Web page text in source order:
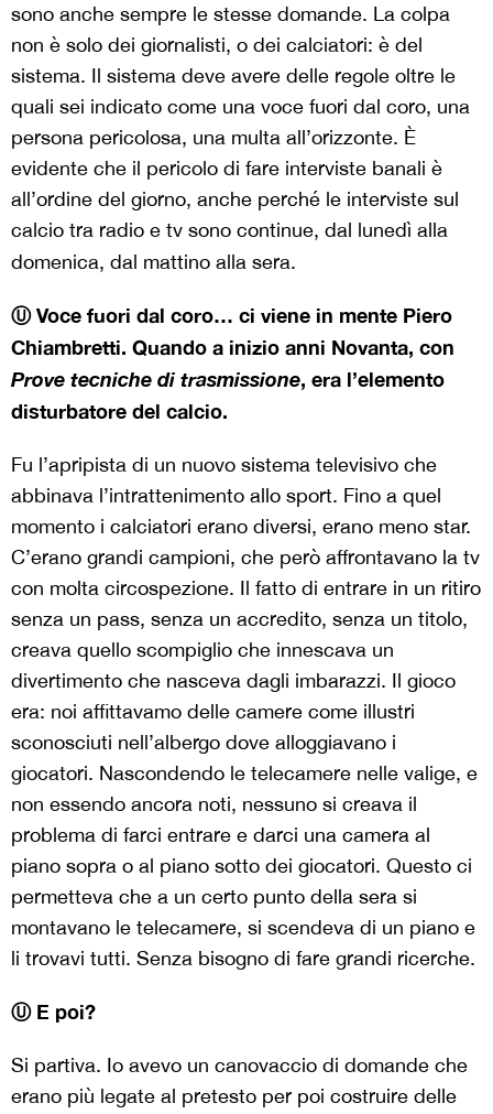
sono anche sempre le stesse domande. La colpa
non è solo dei giornalisti, o dei calciatori: è del
sistema. Il sistema deve avere delle regole oltre le
quali sei indicato come una voce fuori dal coro, una
persona pericolosa, una multa all’orizzonte. È
evidente che il pericolo di fare interviste banali è
all’ordine del giorno, anche perché le interviste sul
calcio tra radio e tv sono continue, dal lunedì alla
domenica, dal mattino alla sera.
Ⓤ Voce fuori dal coro… ci viene in mente Piero
Chiambretti. Quando a inizio anni Novanta, con
Prove tecniche di trasmissione, era l’elemento
disturbatore del calcio.
Fu l’apripista di un nuovo sistema televisivo che
abbinava l’intrattenimento allo sport. Fino a quel
momento i calciatori erano diversi, erano meno star.
C’erano grandi campioni, che però affrontavano la tv
con molta circospezione. Il fatto di entrare in un ritiro
senza un pass, senza un accredito, senza un titolo,
creava quello scompiglio che innescava un
divertimento che nasceva dagli imbarazzi. Il gioco
era: noi affittavamo delle camere come illustri
sconosciuti nell’albergo dove alloggiavano i
giocatori. Nascondendo le telecamere nelle valige, e
non essendo ancora noti, nessuno si creava il
problema di farci entrare e darci una camera al
piano sopra o al piano sotto dei giocatori. Questo ci
permetteva che a un certo punto della sera si
montavano le telecamere, si scendeva di un piano e
li trovavi tutti. Senza bisogno di fare grandi ricerche.
Ⓤ E poi?
Si partiva. Io avevo un canovaccio di domande che
erano più legate al pretesto per poi costruire delle